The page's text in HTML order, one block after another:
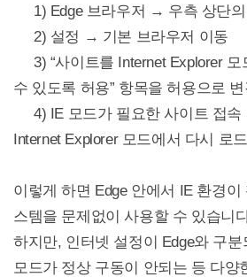
1) Edge 브라우저 → 우측 상단
2) 설정 → 기본 브라우저 이동
3) “사이트를 Internet Explorer 모
수 있도록 허용” 항목을 허용으로 변
4) IE 모드가 필요한 사이트 접
Internet Explorer 모드에서 다시 로
이렇게 하면 Edge 안에서 IE 환경이
스템을 문제없이 사용할 수 있습니
하지만, 인터넷 설정이 Edge와 구
모드가 정상 구동이 안되는 등 다양